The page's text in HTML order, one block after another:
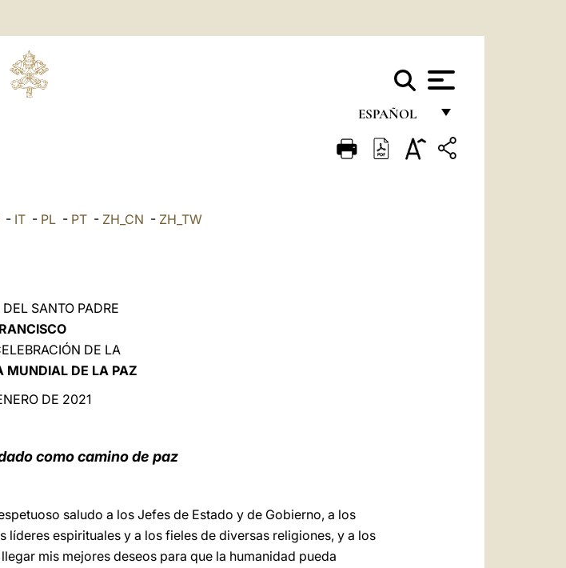
ESPAÑOL
FRANÇAIS
- IT - PL - PT - ZH_CN - ZH_TW
SANTO PADRE
DE LA
MUNDIAL DE LA PAZ
DE 2021
como camino de paz
saludo a los Jefes de Estado y de Gobierno, a los
espirituales y a los fieles de diversas religiones, y a los
mis mejores deseos para que la humanidad pueda